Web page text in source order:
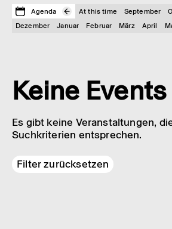
Agenda At this time September
Dezember
Januar Februar März April
Keine Events
Es gibt keine Veranstaltungen,
Suchkriterien entsprechen.
Filter zurücksetzen